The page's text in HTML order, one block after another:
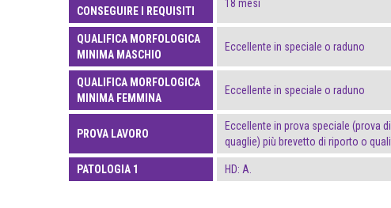
CONSEGUIRE I REQUISITI
18 mesi
QUALIFICA MORFOLOGICA
MINIMA MASCHIO
Eccellente in speciale o raduno
QUALIFICA MORFOLOGICA
MINIMA FEMMINA
Eccellente in speciale o raduno
PROVA LAVORO
Eccellente in prova speciale (prova
quaglie) più brevetto di riporto o
PATOLOGIA 1 HD: A.